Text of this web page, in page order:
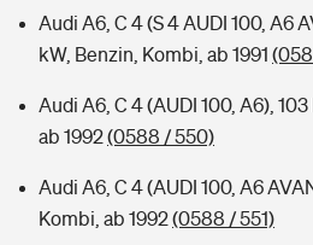
Audi A6, C 4 (S 4 AUDI 100, A6
kW, Benzin, Kombi, ab 1991
Audi A6, C 4 (AUDI 100, A6),
ab 1992(0588 / 550)
Audi A6, C 4 (AUDI 100, A6
Kombi, ab 1992(0588 / 551)